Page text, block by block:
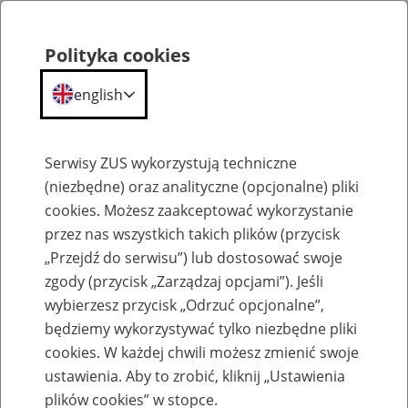
Szkolenia
Zaproś ZUS do siebie: Aktywni 50+
Polityka cookies
english
Serwisy ZUS wykorzystują techniczne
(niezbędne) oraz analityczne (opcjonalne) pliki
cookies. Możesz zaakceptować wykorzystanie
przez nas wszystkich takich plików (przycisk
„Przejdź do serwisu”) lub dostosować swoje
zgody (przycisk „Zarządzaj opcjami”). Jeśli
wybierzesz przycisk „Odrzuć opcjonalne”,
będziemy wykorzystywać tylko niezbędne pliki
cookies. W każdej chwili możesz zmienić swoje
ustawienia. Aby to zrobić, kliknij „Ustawienia
plików cookies” w stopce.